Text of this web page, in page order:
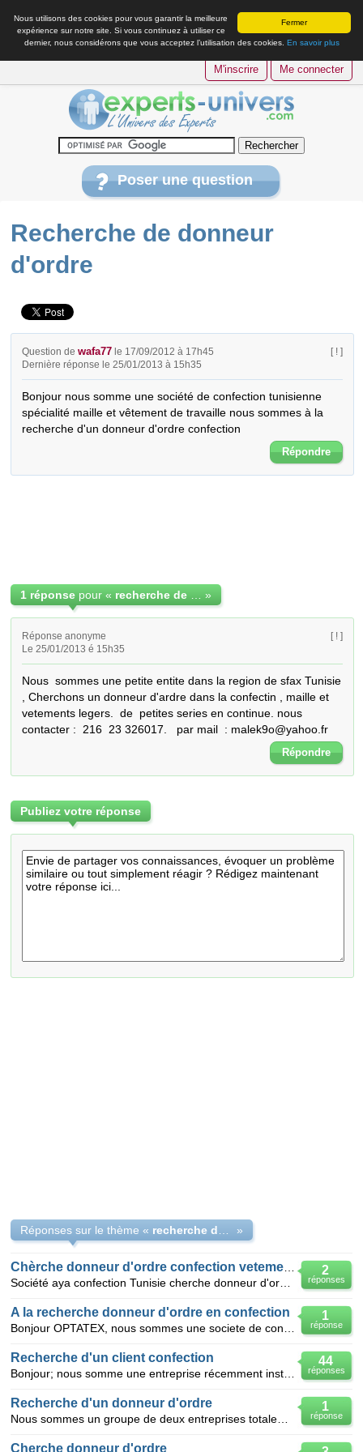
Fermer
Nous utilisons des cookies pour vous garantir la meilleure
expérience sur notre site. Si vous continuez à utiliser ce
dernier, nous considérons que vous acceptez l’utilisation des cookies. En savoir plus
M'inscrire Me connecter
Poser une question
Recherche de donneur
d'ordre
Question dewafa77 le 17/09/2012 à 17h45
Dernière réponse le 25/01/2013 à 15h35
[ ! ]
Bonjour nous somme une société de confection tunisienne
spécialité maille et vêtement de travaille nous sommes à la
recherche d'un donneur d'ordre confection
Répondre
1 réponse pour « »
Réponse anonyme
Le 25/01/2013 é 15h35
[ ! ]
Nous  sommes une petite entite dans la region de sfax Tunisie
, Cherchons un donneur d'ardre dans la confectin , maille et
vetements legers.  de  petites series en continue. nous
contacter :  216  23 326017.   par mail  : malek9o@yahoo.fr
Répondre
Publiez votre réponse
Réponses sur le thème « »
2
réponses
1
réponse
A la recherche donneur d'ordre en confection
44
réponses
Recherche d'un client confection
1
réponse
Recherche d'un donneur d'ordre
Cherche donneur d'ordre